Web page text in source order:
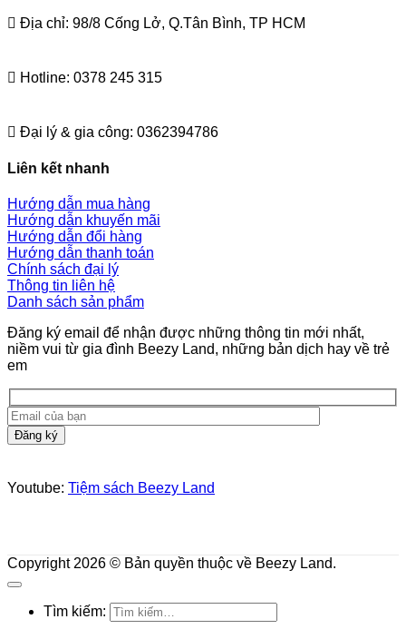
Địa chỉ: 98/8 Cống Lở, Q.Tân Bình, TP HCM
Hotline: 0378 245 315
Đại lý & gia công: 0362394786
Liên kết nhanh
Hướng dẫn mua hàng
Hướng dẫn khuyến mãi
Hướng dẫn đổi hàng
Hướng dẫn thanh toán
Chính sách đại lý
Thông tin liên hệ
Danh sách sản phẩm
Đăng ký email để nhận được những thông tin mới nhất,
niềm vui từ gia đình Beezy Land, những bản dịch hay về trẻ
em
Youtube: Tiệm sách Beezy Land
Copyright 2026 © Bản quyền thuộc về Beezy Land.
Tìm kiếm: